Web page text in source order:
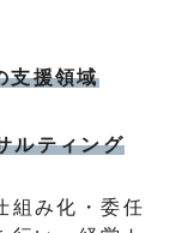
援領域
ルティング
組み化・委任